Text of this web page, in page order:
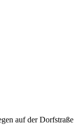
auf der Dorfstraße